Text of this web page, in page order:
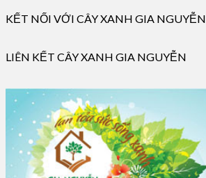
KẾT NỐI VỚI CÂY XANH GIA NGUYỄN
LIÊN KẾT CÂY XANH GIA NGUYỄN